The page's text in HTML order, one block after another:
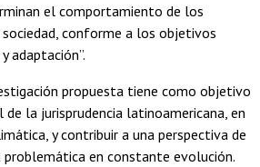
el comportamiento de los
conforme a los objetivos
adaptación”.
propuesta tiene como objetivo
la jurisprudencia latinoamericana, en
y contribuir a una perspectiva de
en constante evolución.